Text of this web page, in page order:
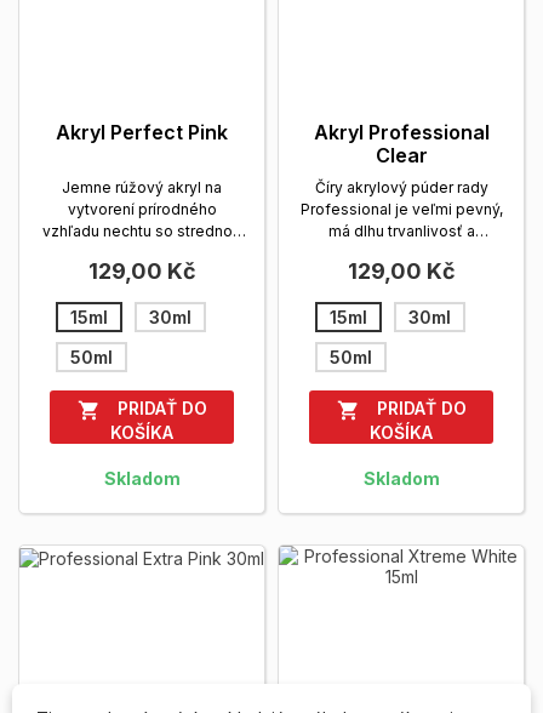
Akryl Perfect Pink
Jemne rúžový akryl na
vytvorení prírodného
vzhľadu nechtu so strednou
Zobrazit viac
129,00 Kč
15ml
30ml
50ml

PRIDAŤ DO
KOŠÍKA
Skladom
Akryl Professional
Clear
Číry akrylový púder rady
Professional je veľmi pevný,
má dlhu trvanlivosť a
129,00 Kč
15ml
30ml
50ml

PRIDAŤ DO
KOŠÍKA
Skladom